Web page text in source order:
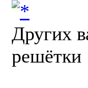
Других
решётки